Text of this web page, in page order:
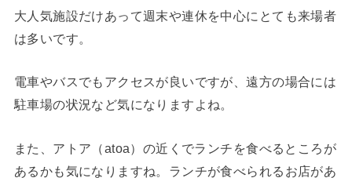
大人気施設だけあって週末や連休を中心にとても来場者
は多いです。
電車やバスでもアクセスが良いですが、遠方の場合には
駐車場の状況など気になりますよね。
また、アトア（atoa）の近くでランチを食べるところが
あるかも気になりますね。ランチが食べられるお店があ